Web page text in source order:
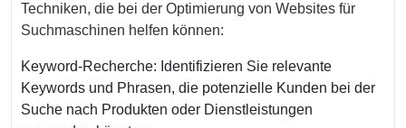
Techniken, die bei der Optimierung von Websites für
Suchmaschinen helfen können:
Keyword-Recherche: Identifizieren Sie relevante
Keywords und Phrasen, die potenzielle Kunden bei der
Suche nach Produkten oder Dienstleistungen